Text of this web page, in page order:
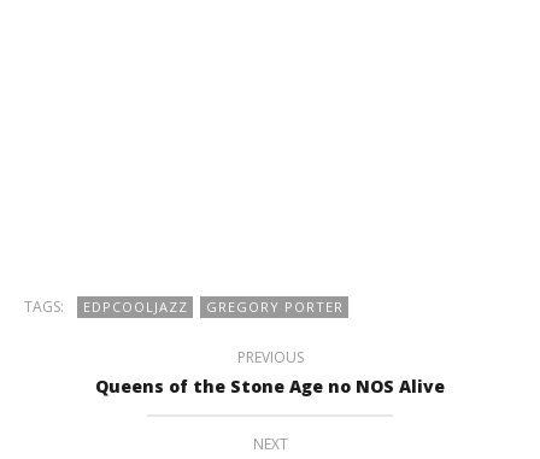
TAGS: EDPCOOLJAZZ GREGORY PORTER
PREVIOUS
Queens of the Stone Age no NOS Alive
NEXT